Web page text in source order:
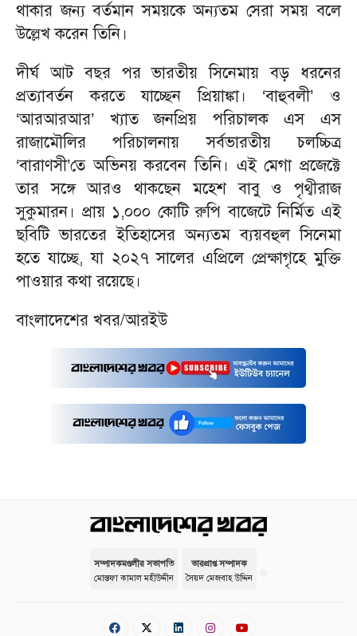
থাকার জন্য বর্তমান সময়কে অন্যতম সেরা সময় বলে
উল্লেখ করেন তিনি।
দীর্ঘ আট বছর পর ভারতীয় সিনেমায় বড় ধরনের
প্রত্যাবর্তন করতে যাচ্ছেন প্রিয়াঙ্কা। ‘বাহুবলী’ ও
‘আরআরআর’ খ্যাত জনপ্রিয় পরিচালক এস এস
রাজামৌলির পরিচালনায় সর্বভারতীয় চলচ্চিত্র
‘বারাণসী’তে অভিনয় করবেন তিনি। এই মেগা প্রজেক্টে
তার সঙ্গে আরও থাকছেন মহেশ বাবু ও পৃথ্বীরাজ
সুকুমারন। প্রায় ১,০০০ কোটি রুপি বাজেটে নির্মিত এই
ছবিটি ভারতের ইতিহাসের অন্যতম ব্যয়বহুল সিনেমা
হতে যাচ্ছে, যা ২০২৭ সালের এপ্রিলে প্রেক্ষাগৃহে মুক্তি
পাওয়ার কথা রয়েছে।
বাংলাদেশের খবর/আরইউ
সম্পাদকমণ্ডলীর সভাপতি
মোস্তফা কামাল মহীউদ্দীন
ভারপ্রাপ্ত সম্পাদক
সৈয়দ মেজবাহ উদ্দিন